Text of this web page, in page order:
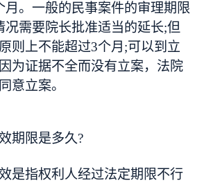
月。一般的民事案件的审理期限
况需要院长批准适当的延长;但
则上不能超过3个月;可以到立
为证据不全而没有立案，法院
意立案。
期限是多久?
是指权利人经过法定期限不行